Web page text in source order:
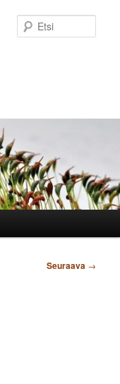
Seuraava →